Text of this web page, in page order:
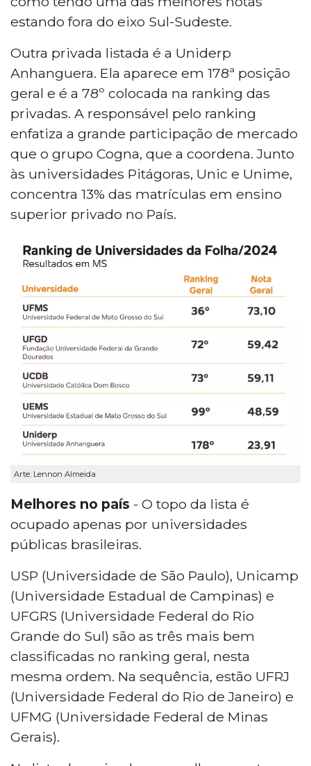
estando fora do eixo Sul-Sudeste.
Outra privada listada é a Uniderp
Anhanguera. Ela aparece em 178ª posição
geral e é a 78º colocada na ranking das
privadas. A responsável pelo ranking
enfatiza a grande participação de mercado
que o grupo Cogna, que a coordena. Junto
às universidades Pitágoras, Unic e Unime,
concentra 13% das matrículas em ensino
superior privado no País.
Arte: Lennon Almeida
Melhores no país - O topo da lista é
ocupado apenas por universidades
públicas brasileiras.
USP (Universidade de São Paulo), Unicamp
(Universidade Estadual de Campinas) e
UFGRS (Universidade Federal do Rio
Grande do Sul) são as três mais bem
classificadas no ranking geral, nesta
mesma ordem. Na sequência, estão UFRJ
(Universidade Federal do Rio de Janeiro) e
UFMG (Universidade Federal de Minas
Gerais).